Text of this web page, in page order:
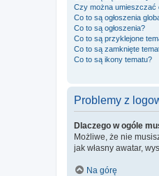
Czy można umieszczać
Co to są ogłoszenia
Co to są ogłoszenia?
Co to są przyklejone
Co to są zamknięte
Co to są ikony tematu?
Problemy z
Dlaczego w ogóle
Możliwe, że nie
jak własny awatar,
Na górę